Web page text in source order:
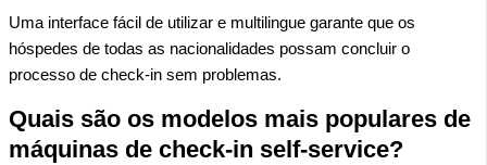
Uma interface fácil de utilizar e multilingue garante que os
hóspedes de todas as nacionalidades possam concluir o
processo de check-in sem problemas.
Quais são os modelos mais populares de
máquinas de check-in self-service?